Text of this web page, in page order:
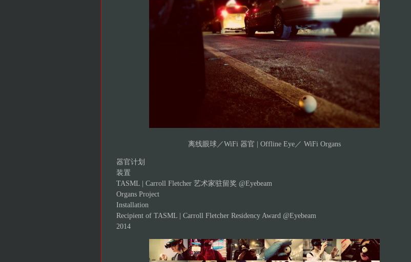
离线眼球／WiFi 器官 | Offline Eye／ WiFi Organs
器官计划
装置
TASML | Carroll Fletcher 艺术家驻留奖 @Eyebeam
Organs Project
Installation
Recipient of TASML | Carroll Fletcher Residency Award @Eyebeam
2014